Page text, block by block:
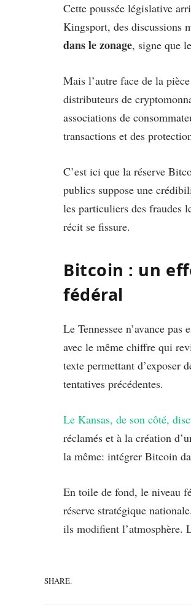
Cette poussée législative
Kingsport, des discussions
dans le zonage, signe que
Mais l’autre face de la
distributeurs de
associations de
transactions et des
C’est ici que la réserve
publics suppose une
les particuliers des fraudes
récit se fissure.
Bitcoin : un
fédéral
Le Tennessee n’avance pas
avec le même chiffre qui
texte permettant d’exposer
tentatives précédentes.
Le Kansas, de son côté,
réclamés et à la création
la même: intégrer Bitcoin
En toile de fond, le niveau
réserve stratégique
ils modifient l’atmosphère.
SHARE.